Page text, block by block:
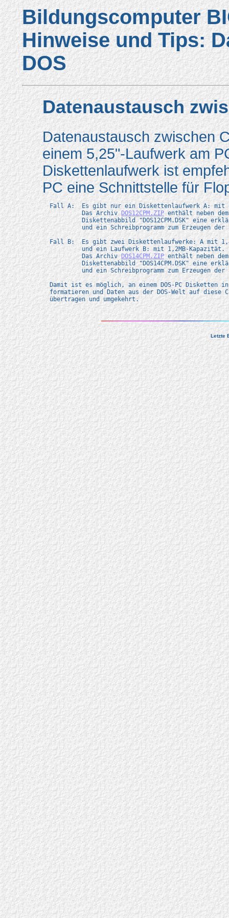
Bildungscomputer
Hinweise und Tips:
DOS
Datenaustausch
Datenaustausch zwischen
einem 5,25"-Laufwerk am
Diskettenlaufwerk ist
PC eine Schnittstelle für
Fall A:  Es gibt nur ein Diskettenlaufwerk A: mit
           Das Archiv
DOS12CPM.ZIP enthält neben
	   Diskettenabbild "DOS12CPM.DSK" eine erklärende Datei "DOS12CPM.TXT"
	   und ein Schreibprogramm zum Erzeugen der 5,25"-Bootdiskette aus dem Abbild.
Fall B:  Es gibt zwei Diskettenlaufwerke: A mit
           und ein Laufwerk B: mit 1,2MB-Kapazität.
           Das Archiv
DOS14CPM.ZIP enthält neben
	   Diskettenabbild "DOS14CPM.DSK" eine erklärende Datei "DOS14CPM.TXT"
	   und ein Schreibprogramm zum Erzeugen der 3.5"-Bootdiskette aus dem Abbild.
Damit ist es möglich, an einem DOS-PC Disketten
formatieren und Daten aus der DOS-Welt auf diese
  übertragen und umgekehrt.
Letzte